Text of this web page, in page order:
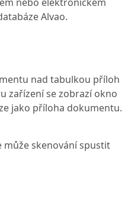
Alvao.
nad tabulkou příloh
zařízení se zobrazí okno
jako příloha dokumentu.
může skenování spustit